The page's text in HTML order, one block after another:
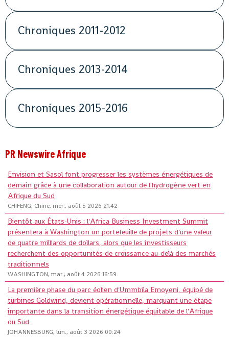
Chroniques 2011-2012
Chroniques 2013-2014
Chroniques 2015-2016
PR Newswire Afrique
Envision et Sasol font progresser les systèmes énergétiques de
demain grâce à une collaboration autour de l'hydrogène vert en
Afrique du Sud
CHIFENG, Chine, mer., août 5 2026 21:42
Bientôt aux États-Unis : l'Africa Business Investment Summit
présentera à Washington un portefeuille de projets d'une valeur
de quatre milliards de dollars, alors que les investisseurs
recherchent des opportunités de croissance au-delà des marchés
traditionnels
WASHINGTON, mar., août 4 2026 16:59
La première phase du parc éolien d'Ummbila Emoyeni, équipé de
turbines Goldwind, devient opérationnelle, marquant une étape
importante dans la transition énergétique équitable de l'Afrique
du Sud
JOHANNESBURG, lun., août 3 2026 00:24